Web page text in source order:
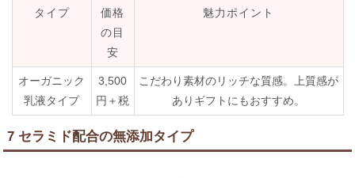
タイプ
価格
の目
安
魅力ポイント
オーガニック
乳液タイプ
3,500
円＋税
こだわり素材のリッチな質感。上質感が
ありギフトにもおすすめ。
7 セラミド配合の無添加タイプ